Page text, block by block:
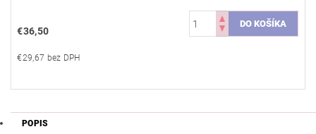
€36,50
€29,67 bez DPH
POPIS